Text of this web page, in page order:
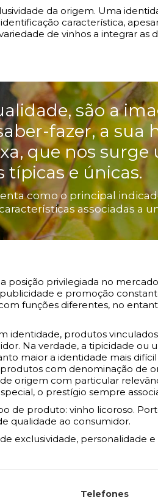
da origem. Uma
característica,
de vinhos a integrar
são a
fazer, a sua
que nos
típicas e únicas.
como o principal
associadas a
posição privilegiada no
e promoção
funções diferentes, no
produtos
Na verdade, a tipicidade
maior a identidade mais
com denominação de
origem com particular
o prestígio sempre
de produto: vinho licoroso.
qualidade ao consumidor.
exclusividade, personalidade
Telefones